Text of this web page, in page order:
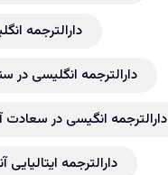
دارالترجمه
دارالترجمه انگلیسی در
دارالترجمه انگیسی در سعادت
دارالترجمه ایتالیایی